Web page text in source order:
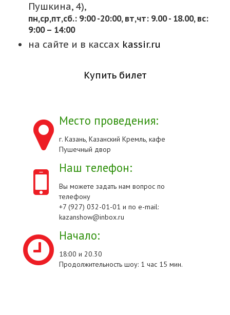
Пушкина, 4),
пн,cр,пт,сб.: 9:00 -20:00, вт,чт: 9.00 - 18.00, вс:
9:00 – 14:00
на сайте и в кассах kassir.ru
Купить билет
Место проведения:
г. Казань, Казанский Кремль, кафе
Пушечный двор
Наш телефон:
Вы можете задать нам вопрос по
телефону
+7 (927) 032-01-01 и по e-mail:
kazanshow@inbox.ru
Начало:
18:00 и 20.30
Продолжительность шоу: 1 час 15 мин.